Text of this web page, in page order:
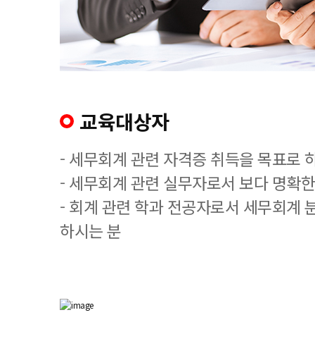
교육대상자
- 세무회계 관련 자격증 취득을 목표로
- 세무회계 관련 실무자로서 보다 명확
- 회계 관련 학과 전공자로서 세무회계
하시는 분